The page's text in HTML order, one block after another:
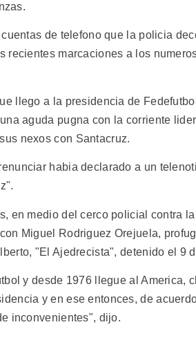
de telefono que la policia
recientes marcaciones a los
llego a la presidencia de
aguda pugna con la corriente
nexos con Santacruz.
habia declarado a un
en medio del cerco policial contra
Miguel Rodriguez Orejuela,
"El Ajedrecista", detenido el 9
y desde 1976 llegue al America,
y en ese entonces, de
inconvenientes", dijo.